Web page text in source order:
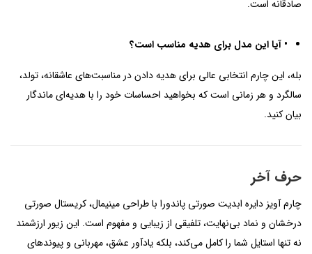
صادقانه است.
• آیا این مدل برای هدیه مناسب است؟
بله، این چارم انتخابی عالی برای هدیه دادن در مناسبت‌های عاشقانه، تولد،
سالگرد و هر زمانی است که بخواهید احساسات خود را با هدیه‌ای ماندگار
بیان کنید.
حرف آخر
چارم آویز دایره ابدیت صورتی پاندورا با طراحی مینیمال، کریستال صورتی
درخشان و نماد بی‌نهایت، تلفیقی از زیبایی و مفهوم است. این زیور ارزشمند
نه تنها استایل شما را کامل می‌کند، بلکه یادآور عشق، مهربانی و پیوندهای